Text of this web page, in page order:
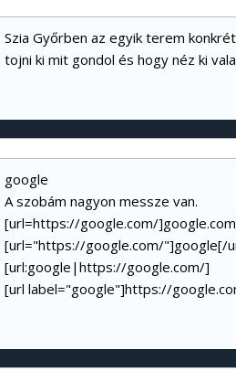
Szia Győrben az egyik terem
tojni ki mit gondol és hogy néz ki
google
A szobám nagyon messze van.
[url=https://google.com/
[url="https://google.com/"]google[/
[url:google| https://google.com/]
[url label="google"]https://